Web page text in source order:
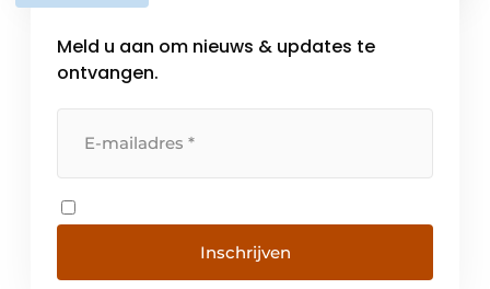
Meld u aan om nieuws & updates te
ontvangen.
Inschrijven